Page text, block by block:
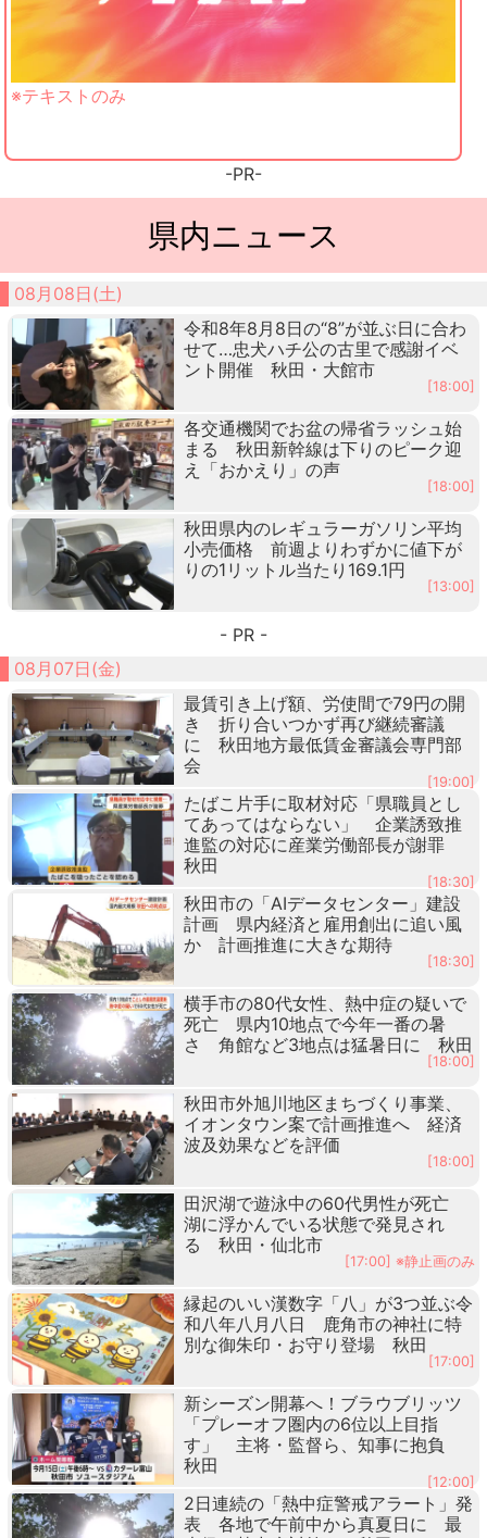
※テキストのみ
-PR-
県内ニュース
08月08日(土)
令和8年8月8日の“8”が並ぶ日に合わ
せて…忠犬ハチ公の古里で感謝イベ
ント開催 秋田・大館市
[18:00]
各交通機関でお盆の帰省ラッシュ始
まる 秋田新幹線は下りのピーク迎
え「おかえり」の声
[18:00]
秋田県内のレギュラーガソリン平均
小売価格 前週よりわずかに値下が
りの1リットル当たり169.1円
[13:00]
- PR -
08月07日(金)
最賃引き上げ額、労使間で79円の開
き 折り合いつかず再び継続審議
に 秋田地方最低賃金審議会専門部
会
[19:00]
たばこ片手に取材対応「県職員とし
てあってはならない」 企業誘致推
進監の対応に産業労働部長が謝罪
秋田
[18:30]
秋田市の「AIデータセンター」建設
計画 県内経済と雇用創出に追い風
か 計画推進に大きな期待
[18:30]
横手市の80代女性、熱中症の疑いで
死亡 県内10地点で今年一番の暑
さ 角館など3地点は猛暑日に 秋田
[18:00]
秋田市外旭川地区まちづくり事業、
イオンタウン案で計画推進へ 経済
波及効果などを評価
[18:00]
田沢湖で遊泳中の60代男性が死亡
湖に浮かんでいる状態で発見され
る 秋田・仙北市
[17:00] ※静止画のみ
縁起のいい漢数字「八」が3つ並ぶ令
和八年八月八日 鹿角市の神社に特
別な御朱印・お守り登場 秋田
[17:00]
新シーズン開幕へ！ブラウブリッツ
「プレーオフ圏内の6位以上目指
す」 主将・監督ら、知事に抱負
秋田
[12:00]
2日連続の「熱中症警戒アラート」発
表 各地で午前中から真夏日に 最